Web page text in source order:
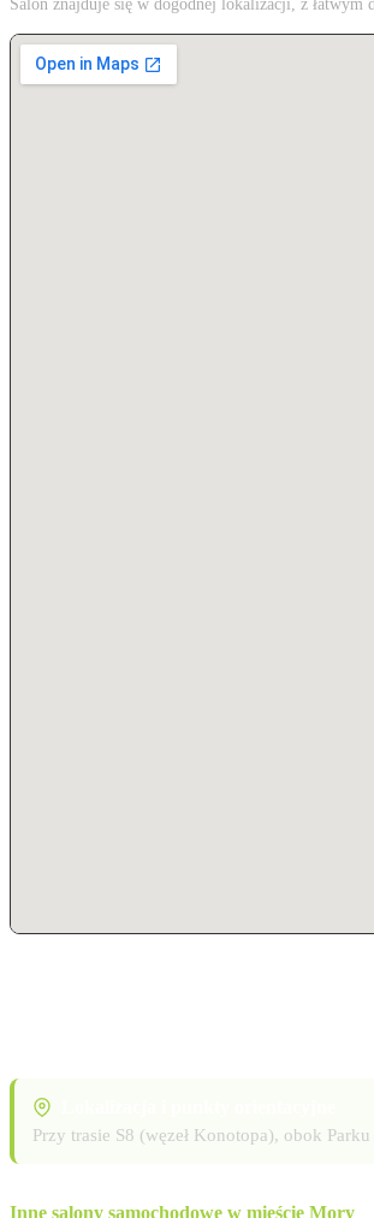
Przy trasie S8 (węzeł Konotopa), obok
Inne salony samochodowe w mieście Mory